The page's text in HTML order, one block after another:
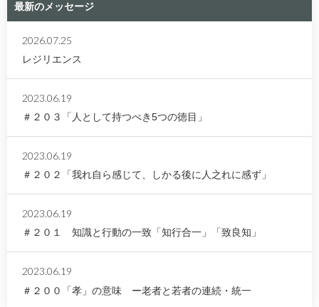
最新のメッセージ
2026.07.25
レジリエンス
2023.06.19
＃２０３「人として持つべき5つの徳目」
2023.06.19
＃２０２「我れ自ら感じて、しかる後に人之れに感ず」
2023.06.19
＃２０１ 知識と行動の一致「知行合一」「致良知」
2023.06.19
＃２００「孝」の意味 ー老者と若者の連続・統一